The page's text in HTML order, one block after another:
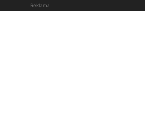
Reklama